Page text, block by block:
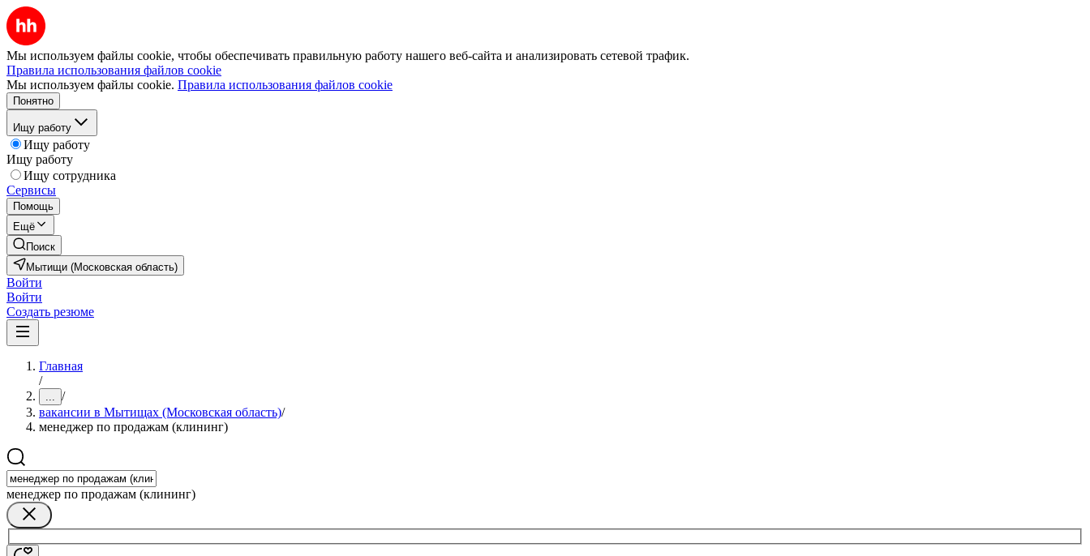
Мы используем файлы cookie, чтобы обеспечивать правильную работу нашего веб-сайта и анализировать сетевой трафик.
Правила использования файлов cookie
Мы используем файлы cookie. Правила использования файлов cookie
Понятно
Ищу работу
Ищу работу
Ищу работу
Ищу сотрудника
Сервисы
Помощь
Ещё
Поиск
Мытищи (Московская область)
Войти
Войти
Создать резюме
Главная
/
... /
вакансии в Мытищах (Московская область)/
менеджер по продажам (клининг)
менеджер по продажам (клининг)